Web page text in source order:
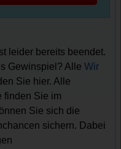
leider bereits beendet.
Gewinspiel? AlleWir
Sie hier. Alle
finden Sie im
Sie sich die
sichern. Dabei